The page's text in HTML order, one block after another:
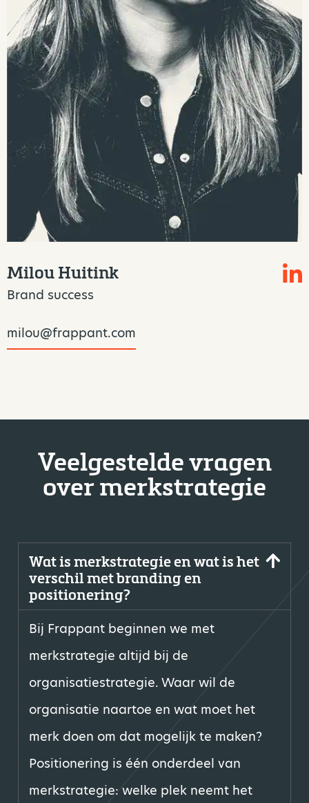
Milou Huitink
Brand success
milou@frappant.com
Veelgestelde vragen
over merkstrategie
Wat is merkstrategie en wat is het
verschil met branding en
positionering?
Bij Frappant beginnen we met
merkstrategie altijd bij de
organisatiestrategie. Waar wil de
organisatie naartoe en wat moet het
merk doen om dat mogelijk te maken?
Positionering is één onderdeel van
merkstrategie: welke plek neemt het